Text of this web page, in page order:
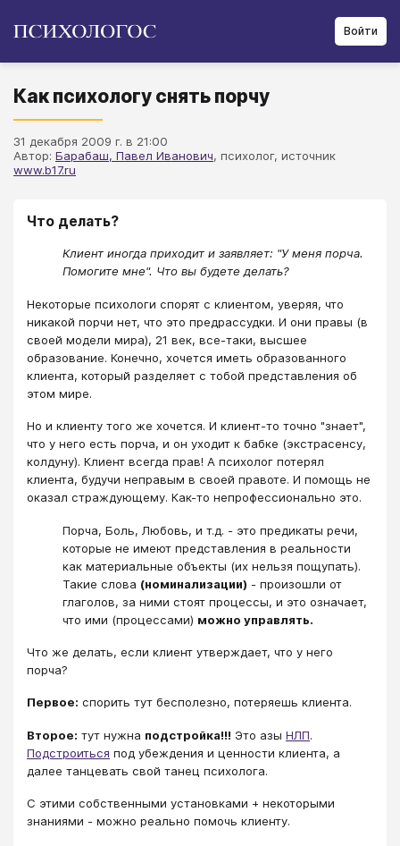
Войти
Как психологу снять порчу
31 декабря 2009 г. в 21:00
Автор: Барабаш, Павел Иванович, психолог, источник
www.b17.ru
Что делать?
Клиент иногда приходит и заявляет: "У меня порча.
Помогите мне". Что вы будете делать?
Некоторые психологи спорят с клиентом, уверяя, что
никакой порчи нет, что это предрассудки. И они правы (в
своей модели мира), 21 век, все-таки, высшее
образование. Конечно, хочется иметь образованного
клиента, который разделяет с тобой представления об
этом мире.
Но и клиенту того же хочется. И клиент-то точно "знает",
что у него есть порча, и он уходит к бабке (экстрасенсу,
колдуну). Клиент всегда прав! А психолог потерял
клиента, будучи неправым в своей правоте. И помощь не
оказал страждующему. Как-то непрофессионально это.
Порча, Боль, Любовь, и т.д. - это предикаты речи,
которые не имеют представления в реальности
как материальные объекты (их нельзя пощупать).
Такие слова (номинализации) - произошли от
глаголов, за ними стоят процессы, и это означает,
что ими (процессами) можно управлять.
Что же делать, если клиент утверждает, что у него
порча?
Первое: спорить тут бесполезно, потеряешь клиента.
Второе: тут нужна подстройка!!! Это азы НЛП.
Подстроиться под убеждения и ценности клиента, а
далее танцевать свой танец психолога.
С этими собственными установками + некоторыми
знаниями - можно реально помочь клиенту.